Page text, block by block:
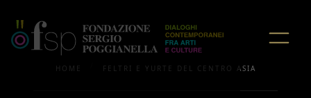
HOME FELTRI E YURTE DEL CENTRO ASIA